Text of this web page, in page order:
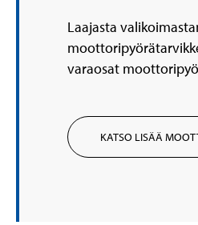
Laajasta
varaosat
KATSO LISÄÄ